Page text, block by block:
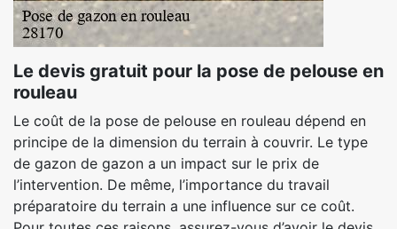
Le devis gratuit pour la pose de pelouse en
rouleau
Le coût de la pose de pelouse en rouleau dépend en
principe de la dimension du terrain à couvrir. Le type
de gazon de gazon a un impact sur le prix de
l’intervention. De même, l’importance du travail
préparatoire du terrain a une influence sur ce coût.